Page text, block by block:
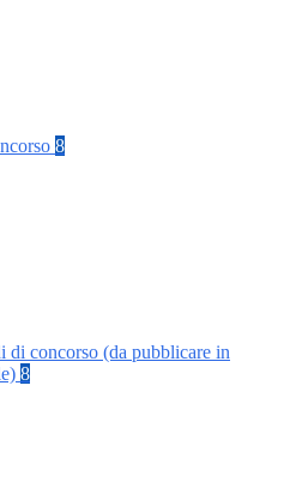
8
di concorso (da pubblicare in
8